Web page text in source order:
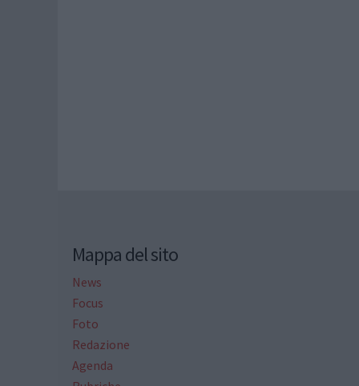
Mappa del sito
News
Focus
Foto
Redazione
Agenda